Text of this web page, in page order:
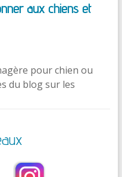
aux chiens et
pour chien ou
du blog sur les